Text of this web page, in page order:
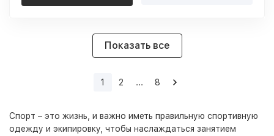
Показать все
1 2 ... 8
Спорт – это жизнь, и важно иметь правильную спортивную
одежду и экипировку, чтобы наслаждаться занятием